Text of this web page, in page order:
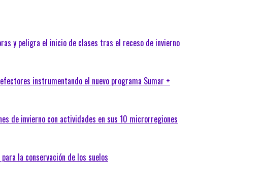
y peligra el inicio de clases tras el receso de invierno
instrumentando el nuevo programa Sumar +
de invierno con actividades en sus 10 microrregiones
la conservación de los suelos